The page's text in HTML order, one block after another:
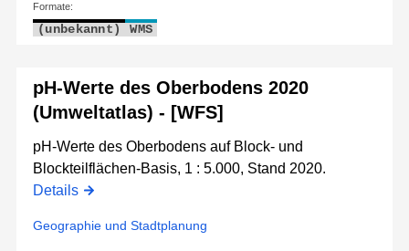
Formate:
(unbekannt) WMS
pH-Werte des Oberbodens 2020
(Umweltatlas) - [WFS]
pH-Werte des Oberbodens auf Block- und
Blockteilflächen-Basis, 1 : 5.000, Stand 2020.
Details
Geographie und Stadtplanung